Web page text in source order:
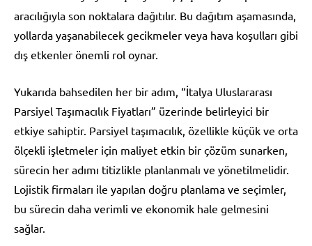
aracılığıyla son noktalara dağıtılır. Bu dağıtım aşamasında,
yollarda yaşanabilecek gecikmeler veya hava koşulları gibi
dış etkenler önemli rol oynar.
Yukarıda bahsedilen her bir adım, “İtalya Uluslararası
Parsiyel Taşımacılık Fiyatları” üzerinde belirleyici bir
etkiye sahiptir. Parsiyel taşımacılık, özellikle küçük ve orta
ölçekli işletmeler için maliyet etkin bir çözüm sunarken,
sürecin her adımı titizlikle planlanmalı ve yönetilmelidir.
Lojistik firmaları ile yapılan doğru planlama ve seçimler,
bu sürecin daha verimli ve ekonomik hale gelmesini
sağlar.